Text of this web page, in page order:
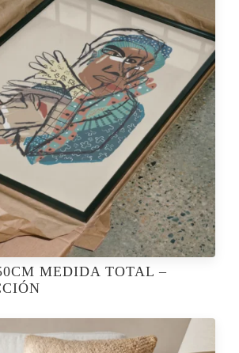
MEDIDA TOTAL –